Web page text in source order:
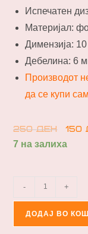
Испечатен
Материјал:
Димензија:
Дебелина: 6
Производот
да се купи
250ден 150
7 на залиха
- +
ДОДАЈ ВО